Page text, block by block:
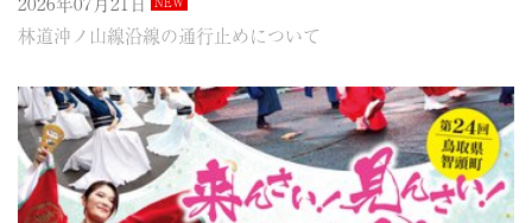
林道沖ノ山線沿線の通行止めについて